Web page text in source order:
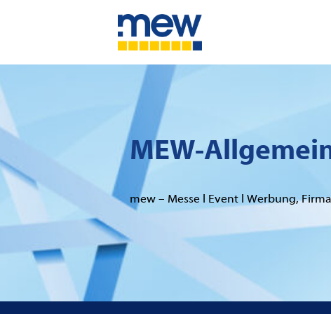
MEW-
mew – Messe l Event l Werbung,